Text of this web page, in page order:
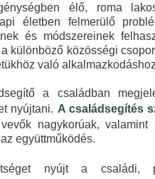
élő, roma
életben felmerülő
és módszereinek
különböző közösségi
való
a családban
nyújtani. A családsegítés
nagykorúak,
együttműködés.
nyújt a családi,